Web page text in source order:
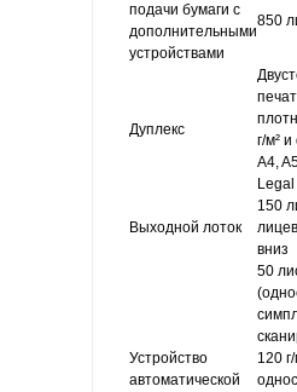
подачи бумаги с
дополнительными
устройствами
850
Дуплекс
г/м²
A4,
Legal
Выходной лоток
150
вниз
Устройство
автоматической
50
120